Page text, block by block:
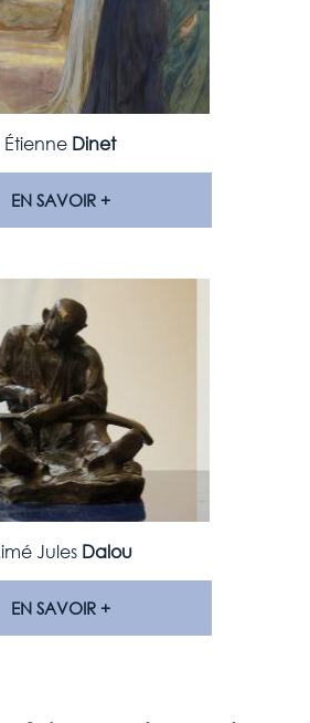
Étienne Dinet
EN SAVOIR +
Jules Dalou
EN SAVOIR +